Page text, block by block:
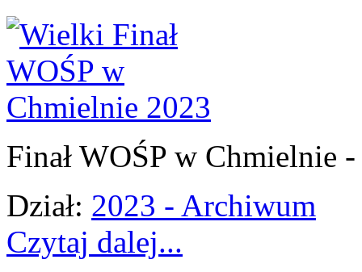
Finał WOŚP w Chmielnie
Dział: 2023 - Archiwum
Czytaj dalej...